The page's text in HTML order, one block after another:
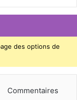
des options de
Commentaires